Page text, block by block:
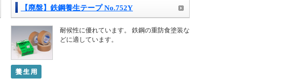
【廃盤】鉄鋼養生テープ No.752Y
耐候性に優れています。 鉄鋼の重防食塗装な
どに適しています。